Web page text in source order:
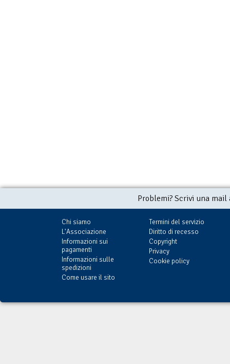
Problemi? Scrivi una
Chi siamo
L'Associazione
Informazioni sui
pagamenti
Informazioni sulle
spedizioni
Come usare il sito
Termini del servizio
Diritto di recesso
Copyright
Privacy
Cookie policy